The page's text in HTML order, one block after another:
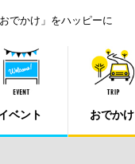
でかけ」をハッピーに
ベント おでかけ